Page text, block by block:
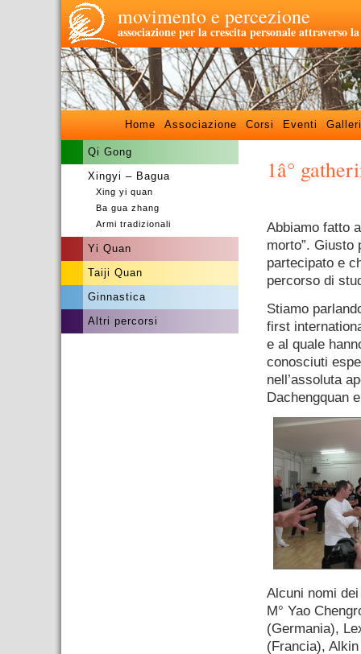
movimento e percezione
associazione per la crescita personale attraverso
Home Associazione Corsi Eventi
Qi Gong
Xingyi – Bagua
Xing yi quan
Ba gua zhang
Armi tradizionali
Yi Quan
Taiji Quan
Ginnastica
Altri percorsi
1â°
Abbiamo fatto
morto”. Giusto
partecipato e
percorso di
Stiamo
first
e al quale
conosciuti
nell’assoluta
Dachengquan
Alcuni nomi
M° Yao
(Germania),
(Francia),